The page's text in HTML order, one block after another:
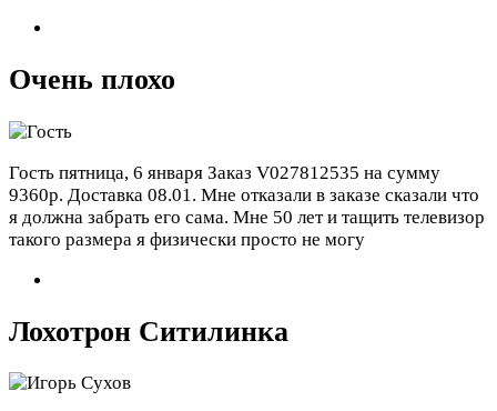
Очень плохо
Гость пятница, 6 января Заказ V027812535 на сумму
9360р. Доставка 08.01. Мне отказали в заказе сказали что
я должна забрать его сама. Мне 50 лет и тащить телевизор
такого размера я физически просто не могу
Лохотрон Ситилинка